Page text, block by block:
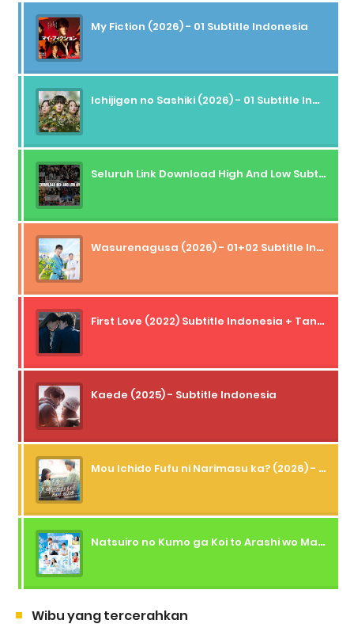
My Fiction (2026) - 01 Subtitle Indonesia
Ichijigen no Sashiki (2026) - 01 Subtitle Indonesia
Seluruh Link Download High And Low Subtitle Indonesia
Wasurenagusa (2026) - 01+02 Subtitle Indonesia
First Love (2022) Subtitle Indonesia + Tanpa Iklan + Streaming + 1080p
Kaede (2025) - Subtitle Indonesia
Mou Ichido Fufu ni Narimasu ka? (2026) - 01 Subtitle Indonesia
Natsuiro no Kumo ga Koi to Arashi wo Makiokosu (2026) - 01 Subtitle Indonesia
Wibu yang tercerahkan